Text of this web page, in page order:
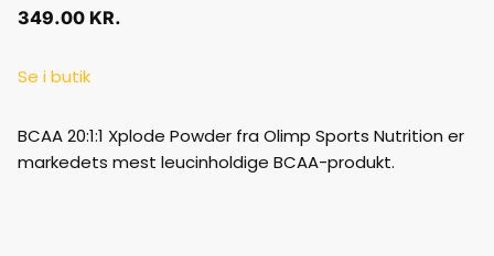
349.00 KR.
Se i butik
BCAA 20:1:1 Xplode Powder fra Olimp Sports Nutrition er
markedets mest leucinholdige BCAA-produkt.